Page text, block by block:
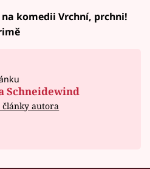
komedii Vrchní, prchni!
Schneidewind
články autora